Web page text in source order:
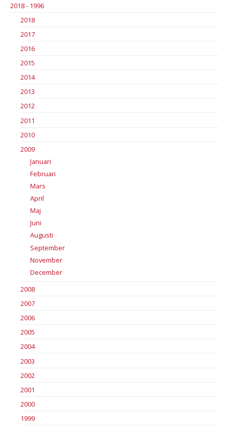
2018 - 1996
2018
2017
2016
2015
2014
2013
2012
2011
2010
2009
Januari
Februari
Mars
April
Maj
Juni
Augusti
September
November
December
2008
2007
2006
2005
2004
2003
2002
2001
2000
1999